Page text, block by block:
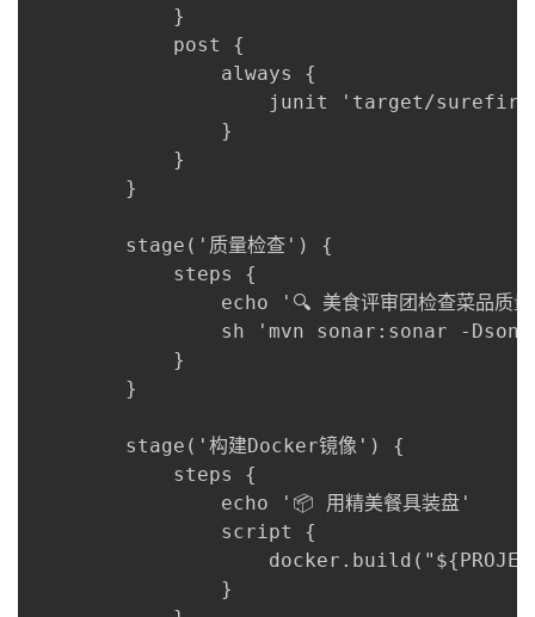
            }
            post {
                always {
junit 'target/
                }
            }
        }
        stage('质量检查') {
            steps {
echo '🔍 美食评审团检查菜品质
sh 'mvn sonar:sonar -
            }
        }
        stage('构建
Docker镜像') {
            steps {
                echo '📦 用精美餐具装盘'
                script {
                }